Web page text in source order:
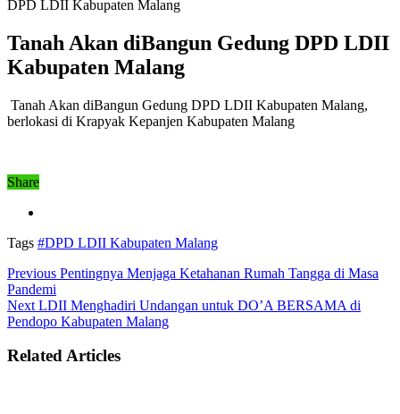
DPD LDII Kabupaten Malang
Tanah Akan diBangun Gedung DPD LDII
Kabupaten Malang
Tanah Akan diBangun Gedung DPD LDII Kabupaten Malang,
berlokasi di Krapyak Kepanjen Kabupaten Malang
Share
Tags #DPD LDII Kabupaten Malang
Previous Pentingnya Menjaga Ketahanan Rumah Tangga di Masa
Pandemi
Next LDII Menghadiri Undangan untuk DO’A BERSAMA di
Pendopo Kabupaten Malang
Related Articles